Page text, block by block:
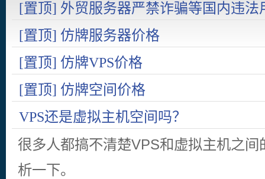
[置顶] 外贸服务器严禁诈骗等国内违法
国内在严打诈骗。
[置顶] 仿牌服务器价格
[置顶] 仿牌VPS价格
[置顶] 仿牌空间价格
VPS还是虚拟主机空间吗？
很多人都搞不清楚VPS和虚拟主机之
析一下。